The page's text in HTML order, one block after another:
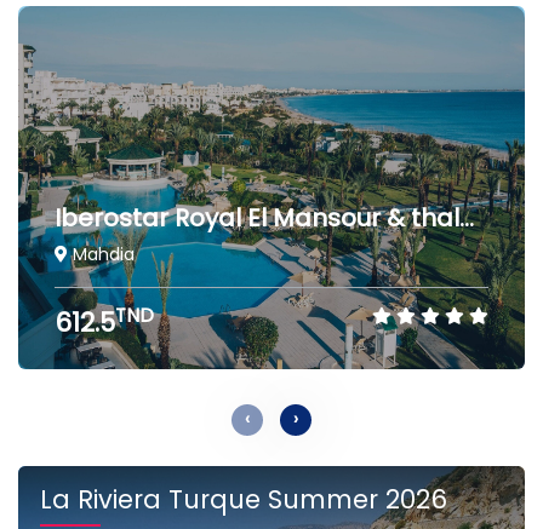
Iberostar Royal El Mansour & thalasso
Mahdia
612.5TND
‹ ›
La Riviera Turque Summer 2026